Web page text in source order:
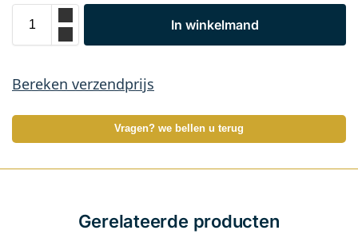
In winkelmand
Bereken verzendprijs
Vragen? we bellen u terug
Gerelateerde producten